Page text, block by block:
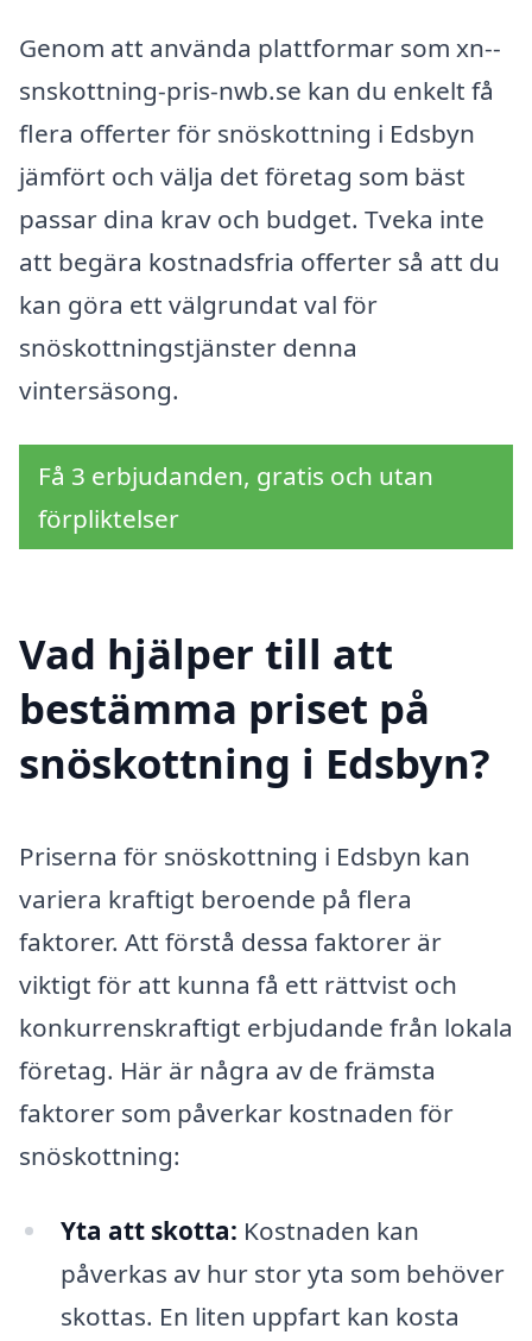
Genom att använda plattformar som xn--
snskottning-pris-nwb.se kan du enkelt få
flera offerter för snöskottning i Edsbyn
jämfört och välja det företag som bäst
passar dina krav och budget. Tveka inte
att begära kostnadsfria offerter så att du
kan göra ett välgrundat val för
snöskottningstjänster denna
vintersäsong.
Få 3 erbjudanden, gratis och utan
förpliktelser
Vad hjälper till att
bestämma priset på
snöskottning i Edsbyn?
Priserna för snöskottning i Edsbyn kan
variera kraftigt beroende på flera
faktorer. Att förstå dessa faktorer är
viktigt för att kunna få ett rättvist och
konkurrenskraftigt erbjudande från lokala
företag. Här är några av de främsta
faktorer som påverkar kostnaden för
snöskottning:
Yta att skotta: Kostnaden kan
påverkas av hur stor yta som behöver
skottas. En liten uppfart kan kosta